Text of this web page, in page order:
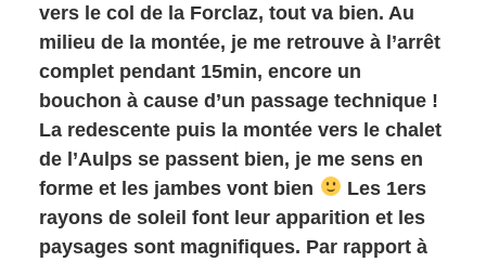
vers le col de la Forclaz, tout va bien. Au
milieu de la montée, je me retrouve à l’arrêt
complet pendant 15min, encore un
bouchon à cause d’un passage technique !
La redescente puis la montée vers le chalet
de l’Aulps se passent bien, je me sens en
forme et les jambes vont bien
Les 1ers
rayons de soleil font leur apparition et les
paysages sont magnifiques. Par rapport à